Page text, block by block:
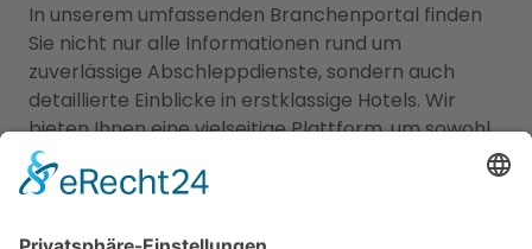
In unserem umfassenden Branchenportal finden
Sie nicht nur alle Informationen rund um
zuverlässige Abschleppdienste, sondern auch
detaillierte Einblicke in erstklassige Hotels. Wir
bieten Ihnen eine vielseitige Plattform, um sowohl
Ihre Mobilität im Straßenverkehr als auch Ihren
Komfort während des Aufenthalts in einem
die verschiedenen Abschleppdienste in Ihrer